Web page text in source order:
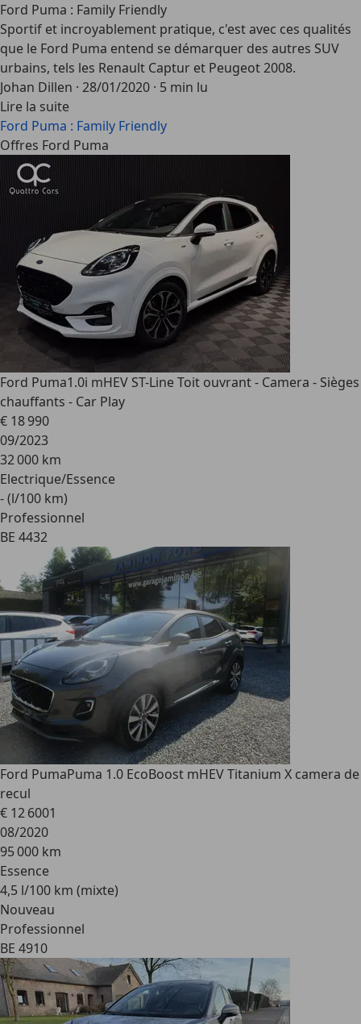
Ford Puma : Family Friendly
Sportif et incroyablement pratique, c'est avec ces qualités
que le Ford Puma entend se démarquer des autres SUV
urbains, tels les Renault Captur et Peugeot 2008.
Johan Dillen · 28/01/2020 · 5 min lu
Lire la suite
Ford Puma : Family Friendly
Offres Ford Puma
Ford Puma1.0i mHEV ST-Line Toit ouvrant - Camera - Sièges
chauffants - Car Play
€ 18 990
09/2023
32 000 km
Electrique/Essence
- (l/100 km)
Professionnel
BE 4432
Ford PumaPuma 1.0 EcoBoost mHEV Titanium X camera de
recul
€ 12 6001
08/2020
95 000 km
Essence
4,5 l/100 km (mixte)
Nouveau
Professionnel
BE 4910